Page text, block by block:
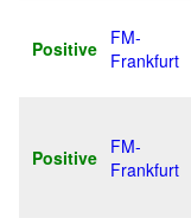
Positive
FM-
Frankfurt
Positive
FM-
Frankfurt